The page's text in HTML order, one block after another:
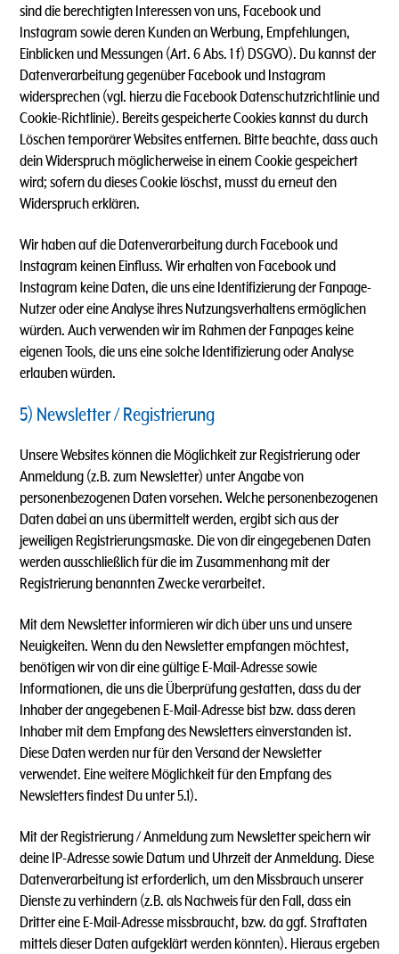
sind die berechtigten Interessen von uns, Facebook und
Instagram sowie deren Kunden an Werbung, Empfehlungen,
Einblicken und Messungen (Art. 6 Abs. 1 f) DSGVO). Du kannst der
Datenverarbeitung gegenüber Facebook und Instagram
widersprechen (vgl. hierzu die Facebook Datenschutzrichtlinie und
Cookie-Richtlinie). Bereits gespeicherte Cookies kannst du durch
Löschen temporärer Websites entfernen. Bitte beachte, dass auch
dein Widerspruch möglicherweise in einem Cookie gespeichert
wird; sofern du dieses Cookie löschst, musst du erneut den
Widerspruch erklären.
Wir haben auf die Datenverarbeitung durch Facebook und
Instagram keinen Einfluss. Wir erhalten von Facebook und
Instagram keine Daten, die uns eine Identifizierung der Fanpage-
Nutzer oder eine Analyse ihres Nutzungsverhaltens ermöglichen
würden. Auch verwenden wir im Rahmen der Fanpages keine
eigenen Tools, die uns eine solche Identifizierung oder Analyse
erlauben würden.
5) Newsletter / Registrierung
Unsere Websites können die Möglichkeit zur Registrierung oder
Anmeldung (z.B. zum Newsletter) unter Angabe von
personenbezogenen Daten vorsehen. Welche personenbezogenen
Daten dabei an uns übermittelt werden, ergibt sich aus der
jeweiligen Registrierungsmaske. Die von dir eingegebenen Daten
werden ausschließlich für die im Zusammenhang mit der
Registrierung benannten Zwecke verarbeitet.
Mit dem Newsletter informieren wir dich über uns und unsere
Neuigkeiten. Wenn du den Newsletter empfangen möchtest,
benötigen wir von dir eine gültige E-Mail-Adresse sowie
Informationen, die uns die Überprüfung gestatten, dass du der
Inhaber der angegebenen E-Mail-Adresse bist bzw. dass deren
Inhaber mit dem Empfang des Newsletters einverstanden ist.
Diese Daten werden nur für den Versand der Newsletter
verwendet. Eine weitere Möglichkeit für den Empfang des
Newsletters findest Du unter 5.1).
Mit der Registrierung / Anmeldung zum Newsletter speichern wir
deine IP-Adresse sowie Datum und Uhrzeit der Anmeldung. Diese
Datenverarbeitung ist erforderlich, um den Missbrauch unserer
Dienste zu verhindern (z.B. als Nachweis für den Fall, dass ein
Dritter eine E-Mail-Adresse missbraucht, bzw. da ggf. Straftaten
mittels dieser Daten aufgeklärt werden könnten). Hieraus ergeben